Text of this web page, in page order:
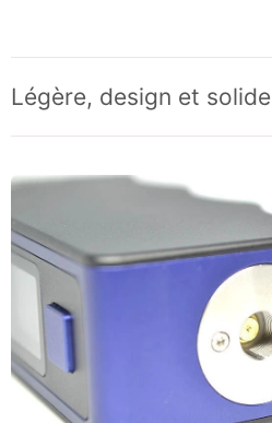
Légère, design et solide